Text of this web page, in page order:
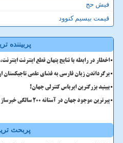
فیش حج
قیمت بیسیم کنوود
پربیننده
اخطار در رابطه با نتایج پنهان قطع اینترنت
برگرداندن زبان فارسی به فضای علمی تاجیکستان
ببینید بزرگترین ایرباس کنترلی جهان!
پیرترین موجود جهان در آستانه ۲۰۰ سالگی خبرساز شد
پربحث